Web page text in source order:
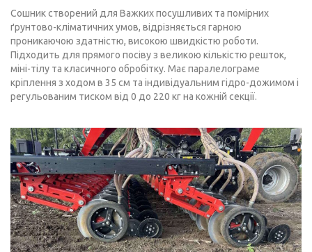
Сошник створений для Важких посушливих та помірних
ґрунтово-кліматичних умов, відрізняється гарною
проникаючою здатністю, високою швидкістю роботи.
Підходить для прямого посіву з великою кількістю решток,
міні-тілу та класичного обробітку. Має паралелограме
кріплення з ходом в 35 см та індивідуальним гідро-дожимом і
регульованим тиском від 0 до 220 кг на кожній секції.